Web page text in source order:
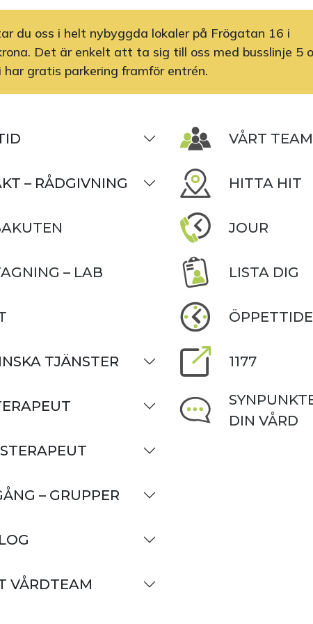
du oss i helt nybyggda lokaler på Frögatan 16 i
Det är enkelt att ta sig till oss med busslinje 5
har gratis parkering framför entrén.
– RÅDGIVNING
– LAB
TJÄNSTER
– GRUPPER
VÅRDTEAM
VÅRT TEAM
HITTA HIT
JOUR
LISTA DIG
1177
DIN VÅRD